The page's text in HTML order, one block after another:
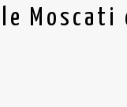
Moscati